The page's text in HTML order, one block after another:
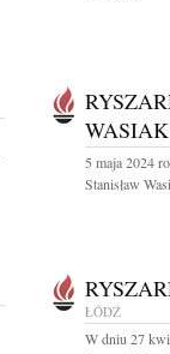
WASIAK
5 maja 2024
Stanisław
ŁÓDŹ
W dniu 27